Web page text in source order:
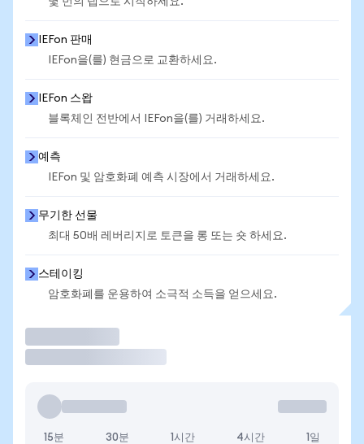
IEFon 판매
IEFon을(를) 현금으로 교환하세요.
IEFon 스왑
블록체인 전반에서 IEFon을(를) 거래하세요.
예측
IEFon 및 암호화폐 예측 시장에서 거래하세요.
무기한 선물
최대 50배 레버리지로 토큰을 롱 또는 숏 하세요.
스테이킹
암호화폐를 운용하여 소극적 소득을 얻으세요.
15분 30분 1시간 4시간 1일